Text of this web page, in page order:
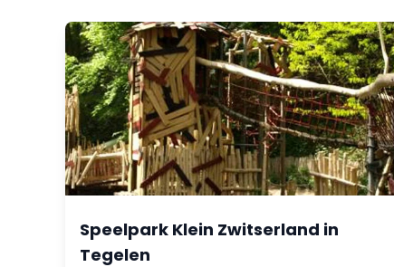
Speelpark Klein Zwitserland in
Tegelen